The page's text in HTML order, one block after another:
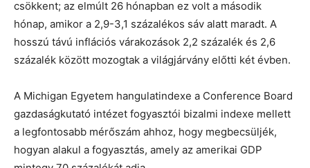
csökkent; az elmúlt 26 hónapban ez volt a második
hónap, amikor a 2,9-3,1 százalékos sáv alatt maradt. A
hosszú távú inflációs várakozások 2,2 százalék és 2,6
százalék között mozogtak a világjárvány előtti két évben.
A Michigan Egyetem hangulatindexe a Conference Board
gazdaságkutató intézet fogyasztói bizalmi indexe mellett
a legfontosabb mérőszám ahhoz, hogy megbecsüljék,
hogyan alakul a fogyasztás, amely az amerikai GDP